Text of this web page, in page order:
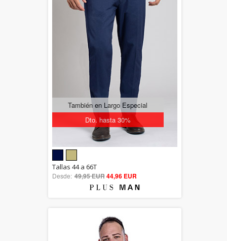
Dto. hasta 30%
También en Largo Especial
5.00
out of 5
Tallas 44 a 66T
Desde: 49,95 EUR44,96 EUR